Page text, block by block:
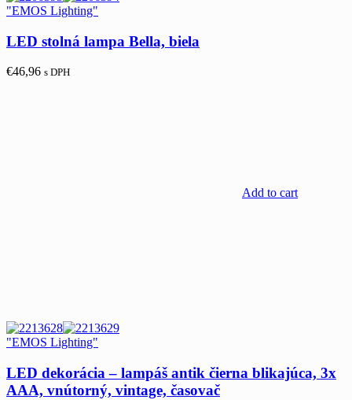
"EMOS Lighting"
LED stolná lampa Bella, biela
€46,96 s DPH
Add to cart
"EMOS Lighting"
LED dekorácia – lampáš antik čierna blikajúca, 3x
AAA, vnútorný, vintage, časovač